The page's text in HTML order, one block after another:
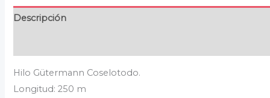
Descripción
Hilo Gütermann Coselotodo.
Longitud: 250 m